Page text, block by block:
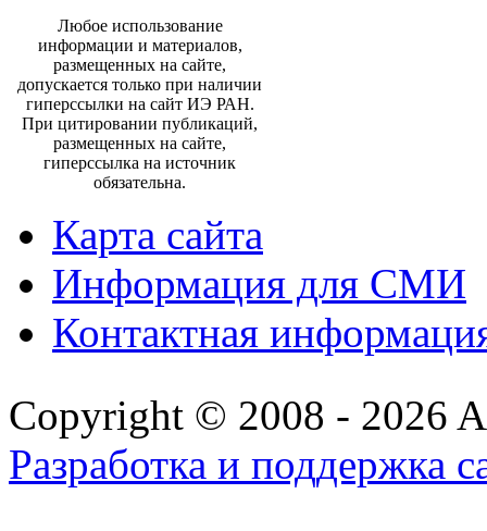
Любое использование
информации и материалов,
размещенных на сайте,
допускается только при наличии
гиперссылки на сайт ИЭ РАН.
При цитировании публикаций,
размещенных на сайте,
гиперссылка на источник
обязательна.
Карта сайта
Информация для СМИ
Контактная
Copyright © 2008 - 2026
Разработка и поддержка